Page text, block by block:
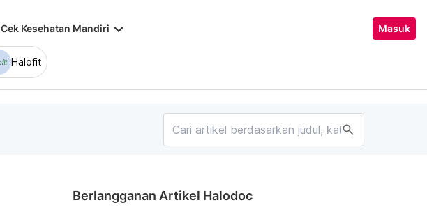
Cek Kesehatan Mandiri keyboard_arrow_down Masuk
Halofit
search
Berlangganan Artikel Halodoc